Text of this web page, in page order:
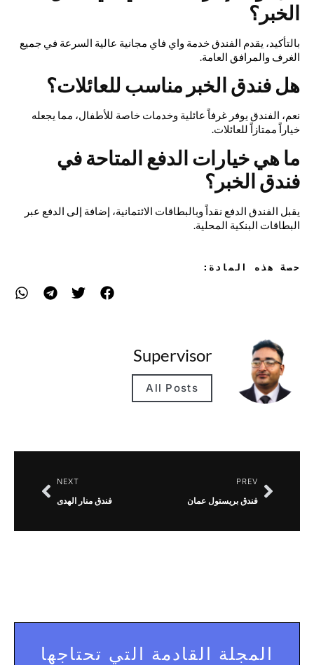
الخبر؟
بالتأكيد، يقدم الفندق خدمة واي فاي مجانية عالية السرعة في جميع
الغرف والمرافق العامة.
هل فندق الخبر مناسب للعائلات؟
نعم، الفندق يوفر غرفاً عائلية وخدمات خاصة للأطفال، مما يجعله
خياراً ممتازاً للعائلات.
ما هي خيارات الدفع المتاحة في
فندق الخبر؟
يقبل الفندق الدفع نقداً وبالبطاقات الائتمانية، إضافة إلى الدفع عبر
البطاقات البنكية المحلية.
حصة هذه المادة:
Supervisor
All Posts
PREV
فندق بريستول عمان
NEXT
فندق منار الهدى
المجلة القادمة التي تحتاجها